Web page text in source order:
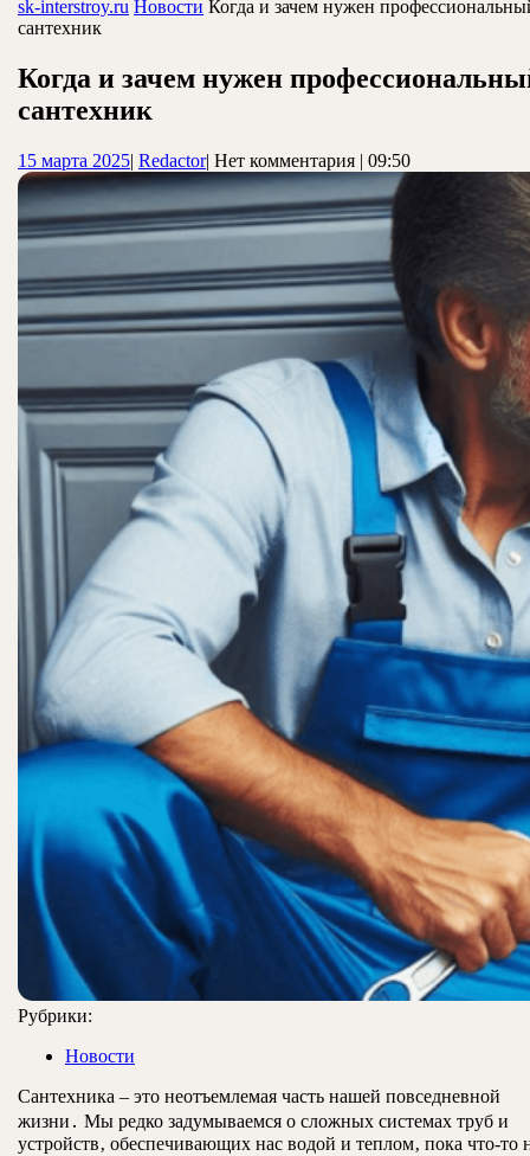
sk-interstroy.ru Новости Когда и зачем нужен
сантехник
Когда и зачем нужен
сантехник
15 марта 202515
марта
2025
| RedactorRedactor
| Нет комментария | 09:50
Рубрики:
Новости
Сантехника – это неотъемлемая часть нашей повседневной
жизни․ Мы редко задумываемся о сложных системах труб и
устройств‚ обеспечивающих нас водой и теплом‚ пока что-то